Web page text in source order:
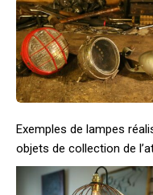
Exemples de lampes
objets de collection de